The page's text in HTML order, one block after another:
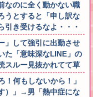
なのに全く動かない職
うとすると「申し訳な
き受けるなよ・・・
」して強引に出勤させ
た「意味深なLINE」の
スルー見抜かれてて草
！何もしないから！」
）」→男「熱中症にな